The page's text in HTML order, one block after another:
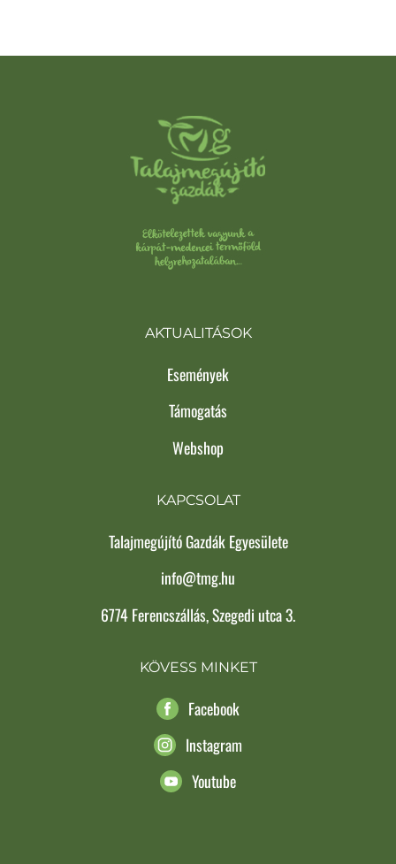
AKTUALITÁSOK
Események
Támogatás
Webshop
KAPCSOLAT
Talajmegújító Gazdák Egyesülete
info@tmg.hu
6774 Ferencszállás, Szegedi utca 3.
KÖVESS MINKET
Facebook
Instagram
Youtube